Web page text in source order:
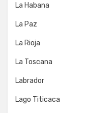
La Habana
La Paz
La Rioja
La Toscana
Labrador
Lago Titicaca